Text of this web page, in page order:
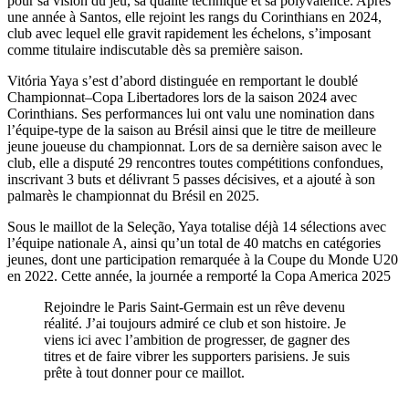
une année à Santos, elle rejoint les rangs du Corinthians en 2024,
club avec lequel elle gravit rapidement les échelons, s’imposant
comme titulaire indiscutable dès sa première saison.
Vitória Yaya s’est d’abord distinguée en remportant le doublé
Championnat–Copa Libertadores lors de la saison 2024 avec
Corinthians. Ses performances lui ont valu une nomination dans
l’équipe-type de la saison au Brésil ainsi que le titre de meilleure
jeune joueuse du championnat. Lors de sa dernière saison avec le
club, elle a disputé 29 rencontres toutes compétitions confondues,
inscrivant 3 buts et délivrant 5 passes décisives, et a ajouté à son
palmarès le championnat du Brésil en 2025.
Sous le maillot de la Seleção, Yaya totalise déjà 14 sélections avec
l’équipe nationale A, ainsi qu’un total de 40 matchs en catégories
jeunes, dont une participation remarquée à la Coupe du Monde U20
en 2022. Cette année, la journée a remporté la Copa America 2025
Rejoindre le Paris Saint-Germain est un rêve devenu
réalité. J’ai toujours admiré ce club et son histoire. Je
viens ici avec l’ambition de progresser, de gagner des
titres et de faire vibrer les supporters parisiens. Je suis
prête à tout donner pour ce maillot.